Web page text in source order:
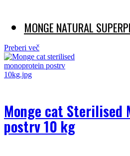
MONGE NATURAL
Preberi več
Monge cat Sterilised
postrv 10 kg